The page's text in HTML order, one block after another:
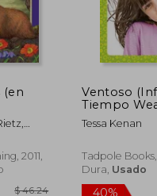
$ 21.98
40%
dcto.
(en
2011,
Ventoso (Informe del
Tiempo
Report)
Tessa Kenan
Tadpole
Dura, Usado